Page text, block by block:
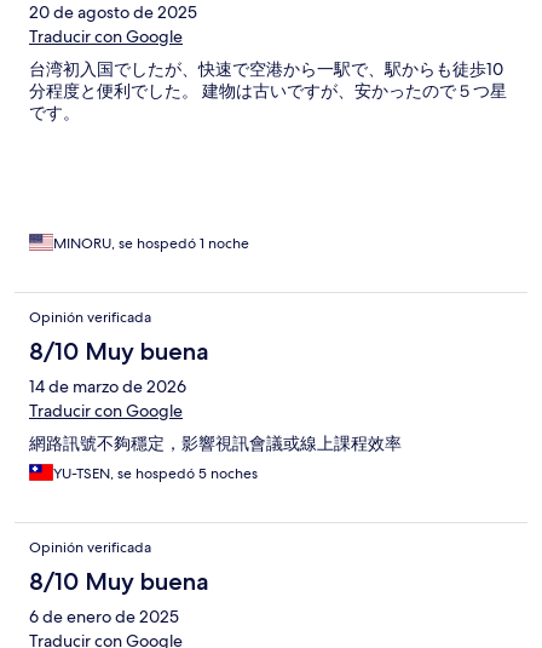
20 de agosto de 2025
Traducir con Google
台湾初入国でしたが、快速で空港から一駅で、駅からも徒歩10
分程度と便利でした。 建物は古いですが、安かったので５つ星
です。
MINORU, se hospedó 1 noche
Opinión verificada
8/10 Muy buena
14 de marzo de 2026
Traducir con Google
網路訊號不夠穩定，影響視訊會議或線上課程效率
YU-TSEN, se hospedó 5 noches
Opinión verificada
8/10 Muy buena
6 de enero de 2025
Traducir con Google